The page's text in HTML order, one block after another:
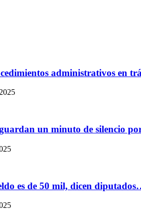
administrativos en
un minuto de silencio
es de 50 mil, dicen